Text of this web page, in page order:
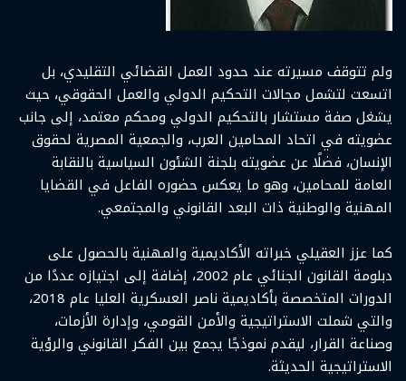
ولم تتوقف مسيرته عند حدود العمل القضائي التقليدي، بل
اتسعت لتشمل مجالات التحكيم الدولي والعمل الحقوقي، حيث
يشغل صفة مستشار بالتحكيم الدولي ومحكم معتمد، إلى جانب
عضويته في اتحاد المحامين العرب، والجمعية المصرية لحقوق
الإنسان، فضلًا عن عضويته بلجنة الشئون السياسية بالنقابة
العامة للمحامين، وهو ما يعكس حضوره الفاعل في القضايا
المهنية والوطنية ذات البعد القانوني والمجتمعي.
كما عزز العقيلي خبراته الأكاديمية والمهنية بالحصول على
دبلومة القانون الجنائي عام 2002، إضافة إلى اجتيازه عددًا من
الدورات المتخصصة بأكاديمية ناصر العسكرية العليا عام 2018،
والتي شملت الاستراتيجية والأمن القومي، وإدارة الأزمات،
وصناعة القرار، ليقدم نموذجًا يجمع بين الفكر القانوني والرؤية
الاستراتيجية الحديثة.